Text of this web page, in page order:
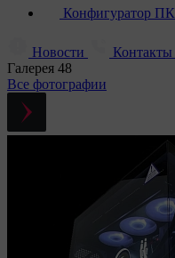
Конфигуратор ПК
Новости Контакты
Галерея 48
Все фотографии